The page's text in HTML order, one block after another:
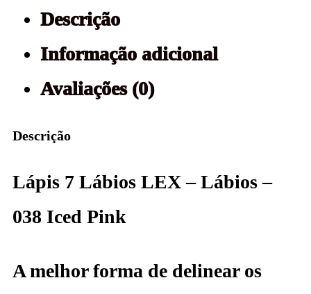
Descrição
Informação adicional
Avaliações (0)
Descrição
Lápis 7 Lábios LEX – Lábios –
038 Iced Pink
A melhor forma de delinear os